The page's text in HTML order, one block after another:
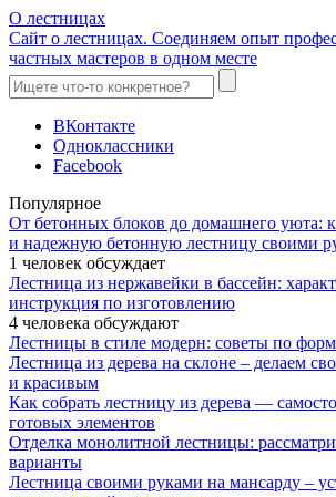
О лестницах
Сайт о лестницах. Соединяем опыт
частных мастеров в одном месте
ВКонтакте
Одноклассники
Facebook
Популярное
От бетонных блоков до домашнего уюта:
и надежную бетонную лестницу своими
1 человек обсуждает
Лестница из нержавейки в бассейн:
инструкция по изготовлению
4 человека обсуждают
Лестницы в стиле модерн: советы по
Лестница из дерева на склоне – делаем
и красивым
Как собрать лестницу из дерева —
готовых элементов
Отделка монолитной лестницы:
варианты
Лестница своими руками на мансарду –